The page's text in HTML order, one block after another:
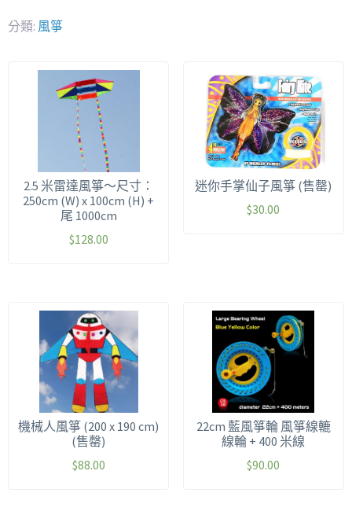
分類: 風箏
2.5 米雷達風箏～尺寸：
250cm (W) x 100cm (H) +
尾 1000cm
$128.00
迷你手掌仙子風箏 (售罄)
$30.00
機械人風箏 (200 x 190 cm)
(售罄)
$88.00
22cm 藍風箏輪 風箏線轆
線輪 + 400 米線
$90.00